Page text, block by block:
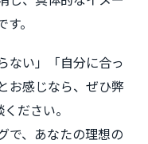
。
ない」「自分に合っ
お感じなら、ぜひ弊
ださい。
で、あなたの理想の